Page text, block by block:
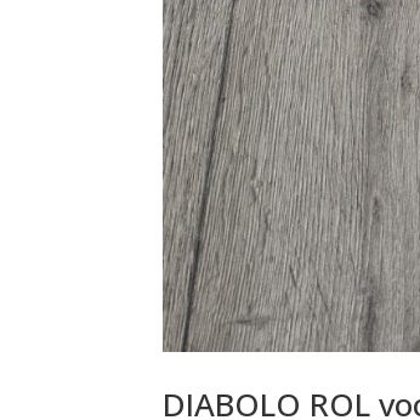
DIABOLO ROL